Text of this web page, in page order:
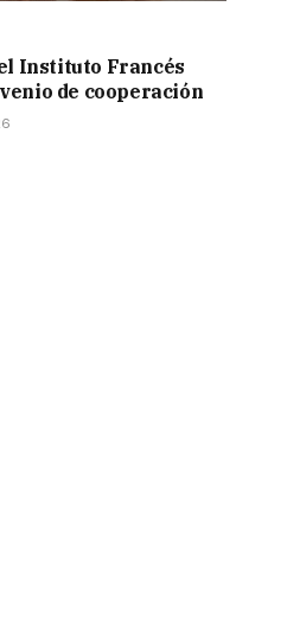
Instituto Francés
de cooperación